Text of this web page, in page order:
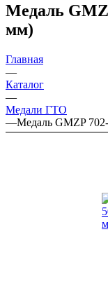
Медаль
мм)
Главная
—
Каталог
—
Медали ГТО
—Медаль GMZP